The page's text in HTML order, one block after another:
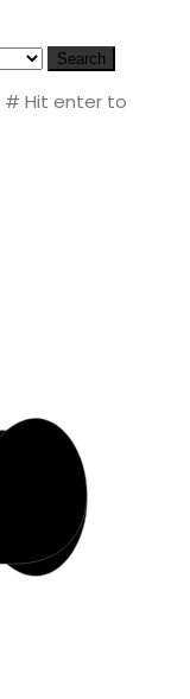
Search
# Hit enter to